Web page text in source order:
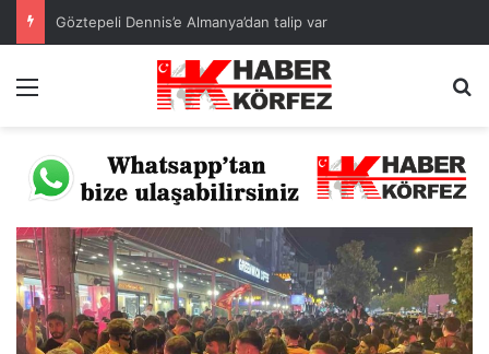
Göztepeli Dennis’e Almanya’dan talip var